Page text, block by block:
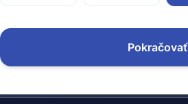
Pokračovať